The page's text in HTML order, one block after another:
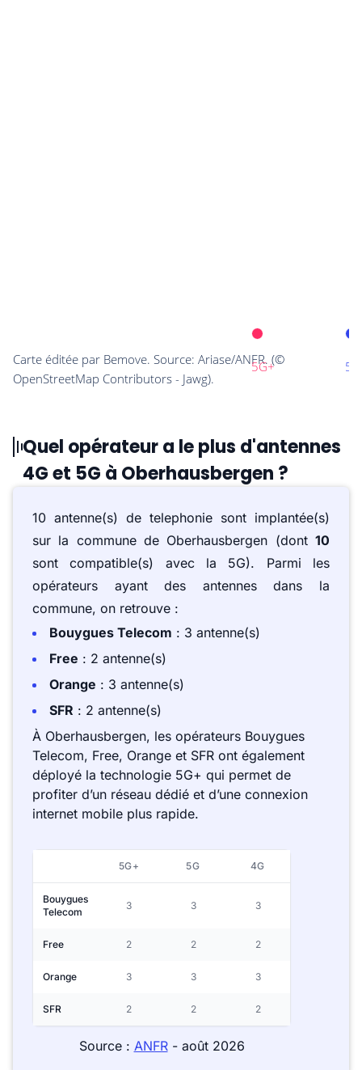
Quel opérateur a le plus d'antennes
4G et 5G à Oberhausbergen ?
10 antenne(s) de telephonie sont implantée(s)
sur la commune de Oberhausbergen (dont 10
sont compatible(s) avec la 5G). Parmi les
opérateurs ayant des antennes dans la
commune, on retrouve :
Bouygues Telecom : 3 antenne(s)
Free : 2 antenne(s)
Orange : 3 antenne(s)
SFR : 2 antenne(s)
À Oberhausbergen, les opérateurs Bouygues
Telecom, Free, Orange et SFR ont également
déployé la technologie 5G+ qui permet de
profiter d’un réseau dédié et d’une connexion
internet mobile plus rapide.
5G+ 5G 4G
Bouygues
Telecom
3 3 3
Free 2 2 2
Orange 3 3 3
SFR 2 2 2
Source : ANFR- août 2026